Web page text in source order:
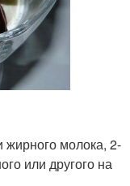
жирного молока, 2-
или другого на